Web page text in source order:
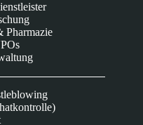
Pharmazie